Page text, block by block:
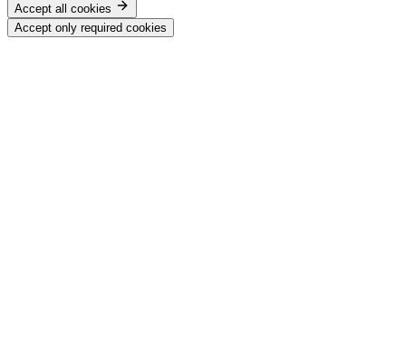
Accept all cookies
Accept only required cookies